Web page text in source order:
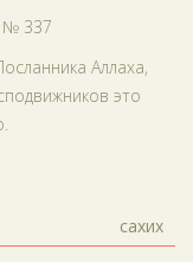
№ 337
Аллаха,
это
сахих